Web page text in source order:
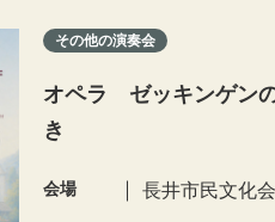
その他の演奏会
オペラ ゼッキンゲン
き
会場 長井市民文化